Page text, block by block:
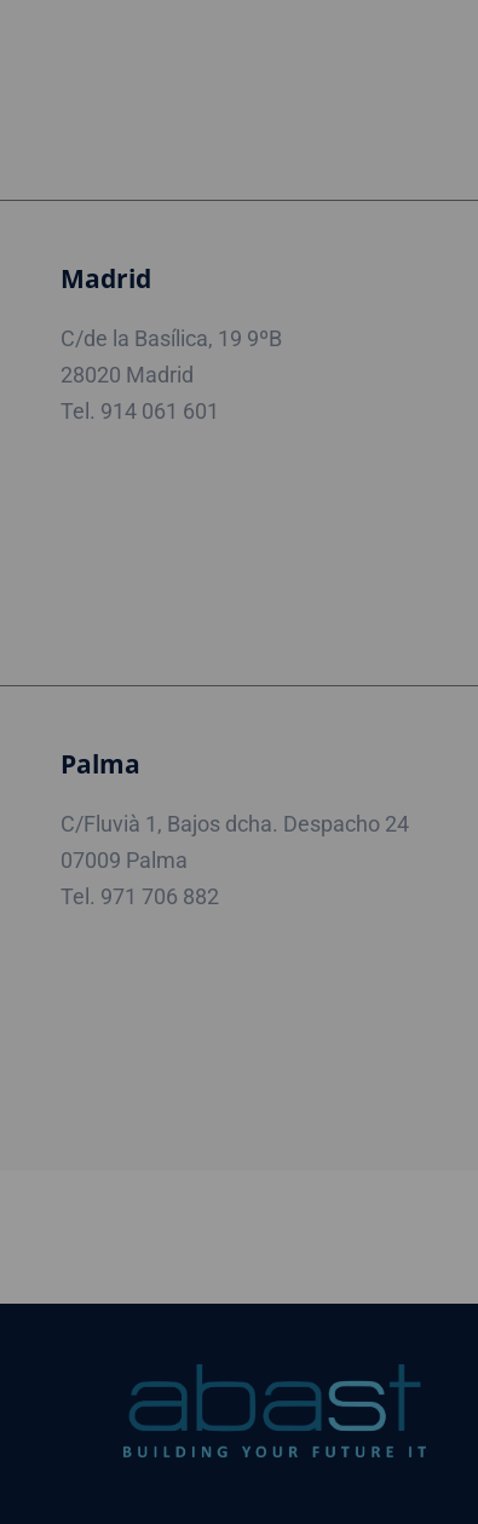
Madrid
C/de la Basílica, 19 9ºB
28020 Madrid
Tel. 914 061 601
Palma
C/Fluvià 1, Bajos dcha. Despacho 24
07009 Palma
Tel. 971 706 882